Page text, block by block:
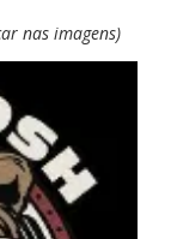
nas imagens)